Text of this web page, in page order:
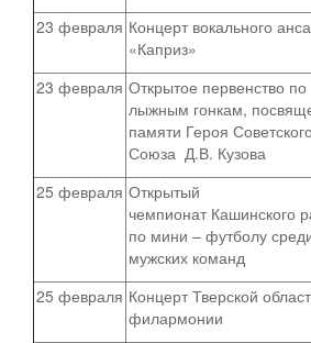
23 февраля Концерт вокального
«Каприз»
23 февраля Открытое первенство по
лыжным гонкам,
памяти Героя
Союза Д.В. Кузова
25 февраля Открытый
чемпионат Кашинского
по мини – футболу
мужских команд
25 февраля Концерт Тверской
филармонии